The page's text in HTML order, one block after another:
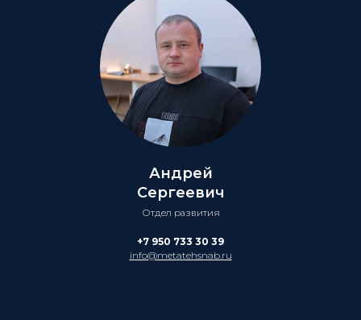
Андрей
Сергеевич
Отдел развития
+7 950 733 30 39
info@metatehsnab.ru